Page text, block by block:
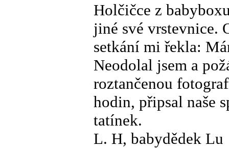
Holčičce z
jiné své vrstevnice.
setkání mi řekla:
Neodolal jsem a
roztančenou
hodin, připsal naše
tatínek.
L. H, babydědek Lu